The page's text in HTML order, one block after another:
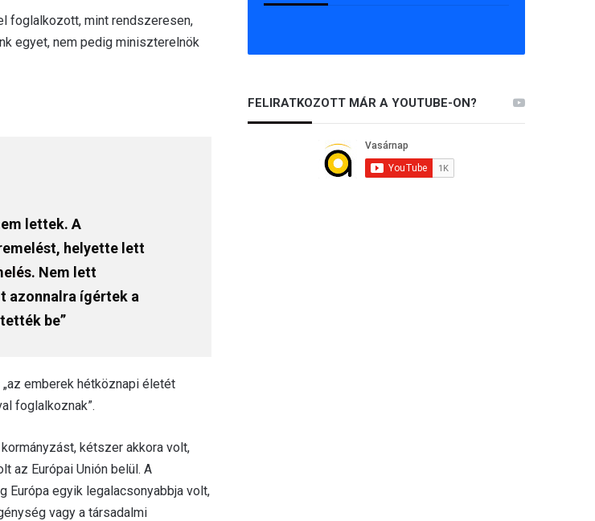
foglalkozott, mint rendszeresen,
egyet, nem pedig miniszterelnök
lettek. A
helyette lett
Nem lett
azonnalra ígértek a
be”
emberek hétköznapi életét
foglalkoznak”.
kétszer akkora volt,
az Európai Unión belül. A
egyik legalacsonyabbja volt,
vagy a társadalmi
FELIRATKOZOTT MÁR A YOUTUBE-ON?